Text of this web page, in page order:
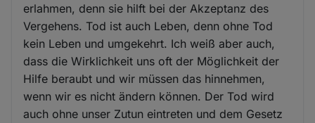
erlahmen, denn sie hilft bei der Akzeptanz des
Vergehens. Tod ist auch Leben, denn ohne Tod
kein Leben und umgekehrt. Ich weiß aber auch,
dass die Wirklichkeit uns oft der Möglichkeit der
Hilfe beraubt und wir müssen das hinnehmen,
wenn wir es nicht ändern können. Der Tod wird
auch ohne unser Zutun eintreten und dem Gesetz